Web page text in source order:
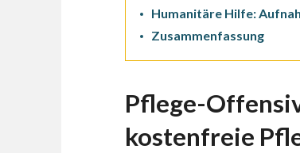
Humanitäre Hilfe:
Zusammenfassung
Pflege-
kostenfreie